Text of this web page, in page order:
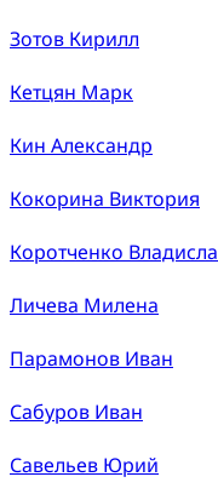
Зотов Кирилл
Кетцян Марк
Кин Александр
Кокорина Виктория
Коротченко
Личева Милена
Парамонов Иван
Сабуров Иван
Савельев Юрий